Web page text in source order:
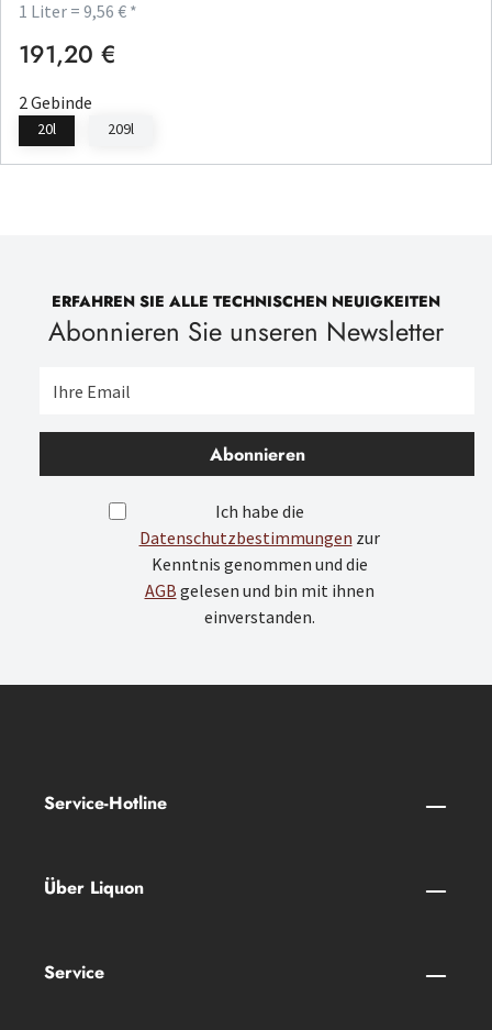
1 Liter = 9,56 € *
Regulärer Preis:
191,20 €
2 Gebinde
20l 209l
ERFAHREN SIE ALLE TECHNISCHEN NEUIGKEITEN
Abonnieren Sie unseren Newsletter
Abonnieren
Ich habe die
Datenschutzbestimmungen zur
Kenntnis genommen und die
AGB gelesen und bin mit ihnen
einverstanden.
Service-Hotline
Über Liquon
Service